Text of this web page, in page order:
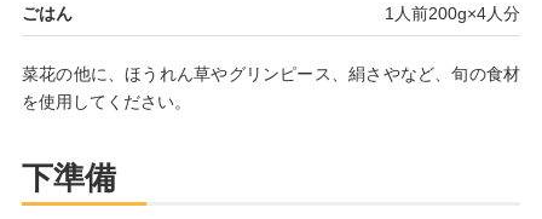
ごはん 1人前200g×4人分
菜花の他に、ほうれん草やグリンピース、絹さやなど、旬の食材
を使用してください。
下準備